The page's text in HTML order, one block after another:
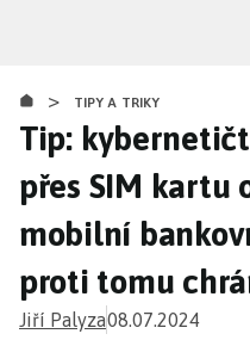
obsahu
> TIPY A TRIKY
Tip:
přes SIM kartu
mobilní
proti tomu
Jiří Palyza08.07.2024